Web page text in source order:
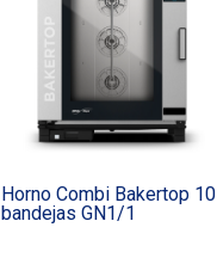
Horno Combi Bakertop 10
bandejas GN1/1